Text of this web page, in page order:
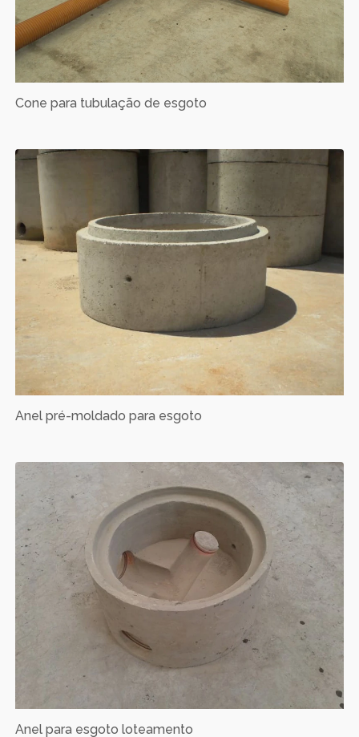
Cone para tubulação de esgoto
Anel pré-moldado para esgoto
Anel para esgoto loteamento